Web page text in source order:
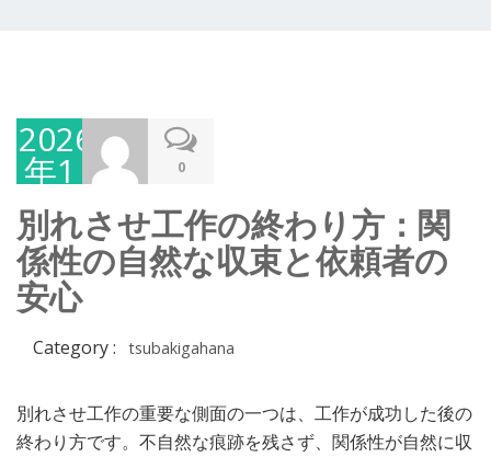
2026
年1
月
23
日
0
別れさせ工作の終わり方：関
係性の自然な収束と依頼者の
安心
Category : tsubakigahana
別れさせ工作の重要な側面の一つは、工作が成功した後の
終わり方です。不自然な痕跡を残さず、関係性が自然に収